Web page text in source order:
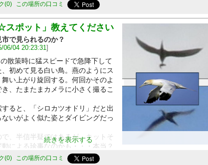
0 この場所の口コミ
スポット」教えてください
で見られるのか？
06/04 20:23:31]
散策時に猛スピードで急降下して
初めて見る白い鳥。燕のようにス
い上がり旋回する。何回かそのよ
、たまたまカメラに小さく撮るこ
ると、「シロカツオドリ」だと出
いがよく似た姿とダイビングだっ
、半信半疑ではあるが、キットそ
による珍事なのかも・・・本当？
図、下は飛行中の拡大図。中はウィキペヂアの画像参照、実際に
続きを表示する
0 この場所の口コミ